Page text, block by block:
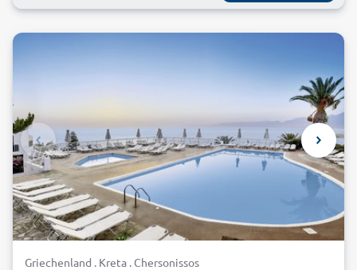
Griechenland . Kreta . Chersonissos